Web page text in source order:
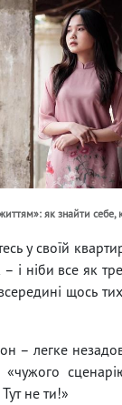
як знайти себе,
у своїй
– і ніби все як
щось
– легке
«чужого
не ти!»